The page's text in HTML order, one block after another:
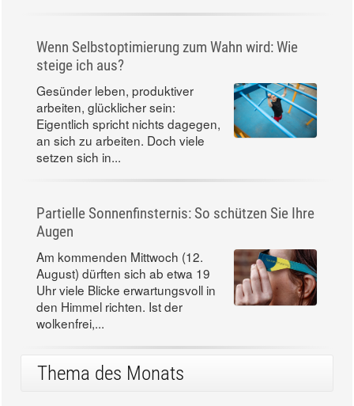
Wenn Selbstoptimierung zum Wahn wird: Wie
steige ich aus?
Gesünder leben, produktiver
arbeiten, glücklicher sein:
Eigentlich spricht nichts dagegen,
an sich zu arbeiten. Doch viele
setzen sich in...
Partielle Sonnenfinsternis: So schützen Sie Ihre
Augen
Am kommenden Mittwoch (12.
August) dürften sich ab etwa 19
Uhr viele Blicke erwartungsvoll in
den Himmel richten. Ist der
wolkenfrei,...
Thema des Monats